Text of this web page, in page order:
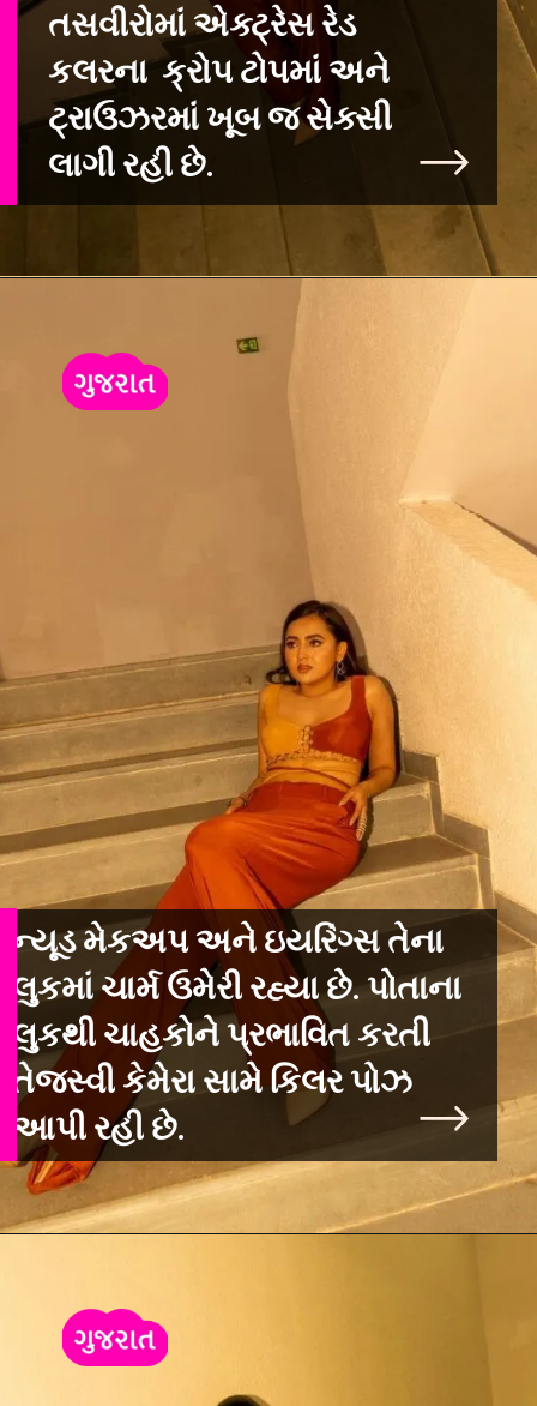
તસવીરોમાં એક્ટ્રેસ રેડ
કલરના ક્રોપ ટોપમાં અને
ટ્રાઉઝરમાં ખૂબ જ સેક્સી
લાગી રહી છે.
ન્યૂડ મેકઅપ અને ઇયરિંગ્સ તેના
લુકમાં ચાર્મ ઉમેરી રહ્યા છે. પોતાના
લુકથી ચાહકોને પ્રભાવિત કરતી
તેજસ્વી કેમેરા સામે કિલર પોઝ